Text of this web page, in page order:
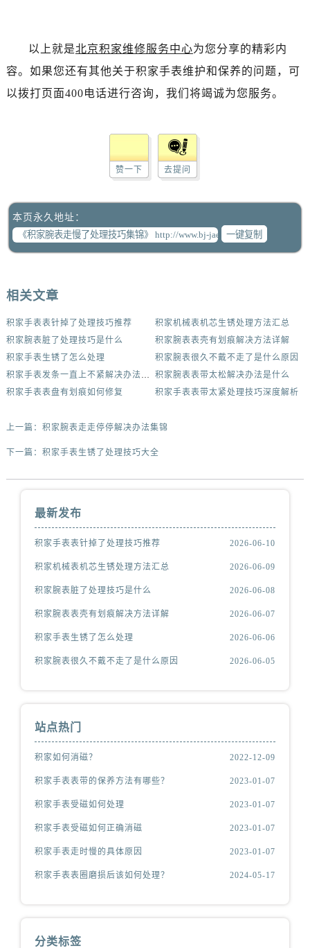
以上就是北京积家维修服务中心为您分享的精彩内
容。如果您还有其他关于积家手表维护和保养的问题，可
以拨打页面400电话进行咨询，我们将竭诚为您服务。
赞一下 去提问
本页永久地址：
一键复制
相关文章
积家手表表针掉了处理技巧推荐
积家机械表机芯生锈处理方法汇总
积家腕表脏了处理技巧是什么
积家腕表表壳有划痕解决方法详解
积家手表生锈了怎么处理
积家腕表很久不戴不走了是什么原因
积家手表发条一直上不紧解决办法集锦
积家腕表表带太松解决办法是什么
积家手表表盘有划痕如何修复
积家手表表带太紧处理技巧深度解析
上一篇： 积家腕表走走停停解决办法集锦
下一篇： 积家手表生锈了处理技巧大全
最新发布
积家手表表针掉了处理技巧推荐 2026-06-10
积家机械表机芯生锈处理方法汇总 2026-06-09
积家腕表脏了处理技巧是什么 2026-06-08
积家腕表表壳有划痕解决方法详解 2026-06-07
积家手表生锈了怎么处理 2026-06-06
积家腕表很久不戴不走了是什么原因 2026-06-05
站点热门
积家如何消磁？ 2022-12-09
积家手表表带的保养方法有哪些？ 2023-01-07
积家手表受磁如何处理 2023-01-07
积家手表受磁如何正确消磁 2023-01-07
积家手表走时慢的具体原因 2023-01-07
积家手表表圈磨损后该如何处理？ 2024-05-17
分类标签